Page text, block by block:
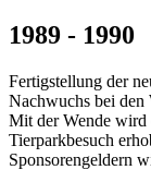
1989 - 1990
Fertigstellung der
Nachwuchs bei den
Mit der Wende wird
Tierparkbesuch
Sponsorengeldern